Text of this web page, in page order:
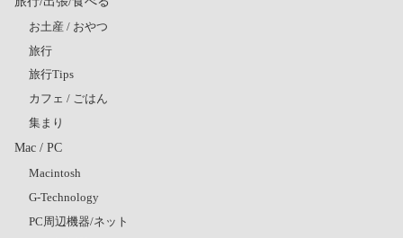
お土産 / おやつ
旅行
旅行Tips
カフェ / ごはん
集まり
Mac / PC
Macintosh
G-Technology
PC周辺機器/ネット